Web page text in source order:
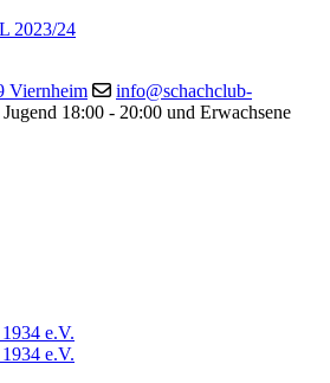
2023/24
Viernheim
info@schachclub-
18:00 - 20:00 und Erwachsene